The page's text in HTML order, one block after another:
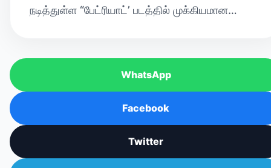
நடித்துள்ள “பேட்ரியாட்’ படத்தில் முக்கியமான…
WhatsApp
Facebook
Twitter